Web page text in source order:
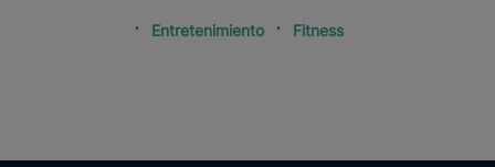
Entretenimiento Fitness